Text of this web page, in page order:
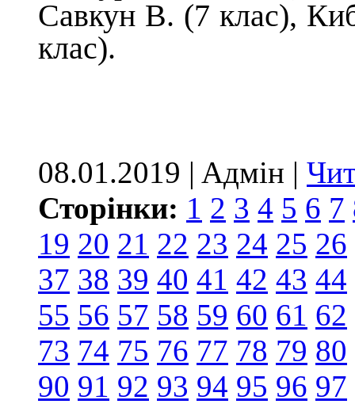
Савкун В. (7 клас),
клас).
08.01.2019 | Aдмін |
Сторінки: 1 2 3 4 5 6 7
19 20 21 22 23 24 25 26
37 38 39 40 41 42 43 44
55 56 57 58 59 60 61 62
73 74 75 76 77 78 79 80
90 91 92 93 94 95 96 97